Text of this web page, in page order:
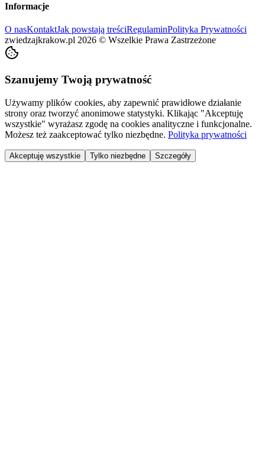
Informacje
O nasKontaktJak powstają treściRegulaminPolityka Prywatności
zwiedzajkrakow.pl 2026 © Wszelkie Prawa Zastrzeżone
Szanujemy Twoją prywatność
Używamy plików cookies, aby zapewnić prawidłowe działanie
strony oraz tworzyć anonimowe statystyki. Klikając "Akceptuję
wszystkie" wyrażasz zgodę na cookies analityczne i funkcjonalne.
Możesz też zaakceptować tylko niezbędne. Polityka prywatności
Akceptuję wszystkie Tylko niezbędne Szczegóły